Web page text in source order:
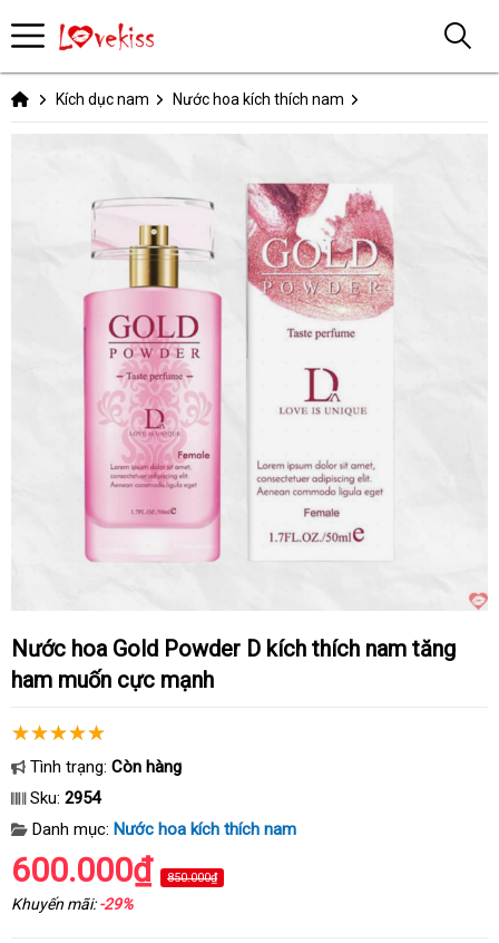
Kích dục nam Nước hoa kích thích nam
Nước hoa Gold Powder D kích thích nam tăng
ham muốn cực mạnh
Tình trạng: Còn hàng
Sku: 2954
Danh mục: Nước hoa kích thích nam
600.000₫ 850.000₫
Khuyến mãi:-29%